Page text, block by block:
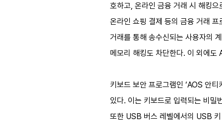
호하고, 온라인 금융 거래 시 해킹
온라인 쇼핑 결제 등의 금융 거래
거래를 통해 송수신되는 사용자의
메모리 해킹도 차단한다. 이 외에
키보드 보안 프로그램인 ‘AOS 안
있다. 이는 키보드로 입력되는 비
또한 USB 버스 레벨에서의 USB